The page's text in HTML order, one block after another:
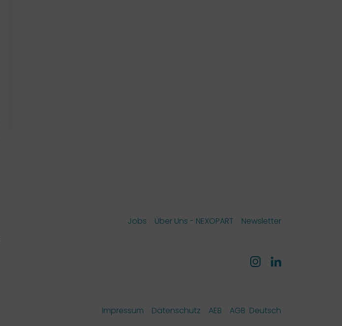
Jobs Über Uns - NEXOPART Newsletter
Impressum Datenschutz AEB AGB Deutsch